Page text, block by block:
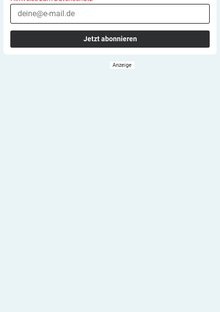
Jetzt abonnieren